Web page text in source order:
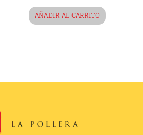
AÑADIR AL CARRITO